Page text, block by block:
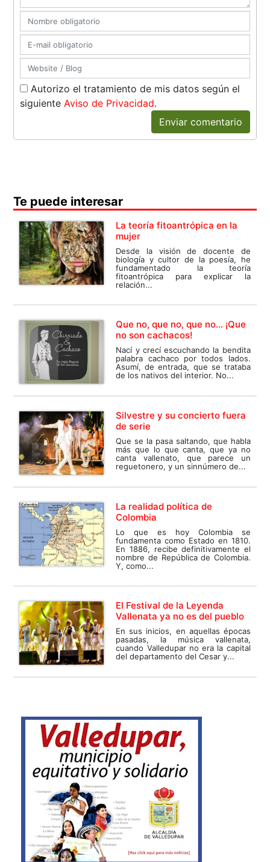
Autorizo el tratamiento de mis datos según el
siguienteAviso de Privacidad.
Enviar comentario
Te puede interesar
La teoría fitoantrópica en la
mujer
Desde la visión de docente de
biología y cultor de la poesía, he
fundamentado la teoría
fitoantrópica para explicar la
relación...
Que no, que no, que no… ¡Que
no son cachacos!
Nací y crecí escuchando la bendita
palabra cachaco por todos lados.
Asumí, de entrada, que se trataba
de los nativos del interior. No...
Silvestre y su concierto fuera
de serie
Que se la pasa saltando, que habla
más que lo que canta, que ya no
canta vallenato, que parece un
reguetonero, y un sinnúmero de...
La realidad política de
Colombia
Lo que es hoy Colombia se
fundamenta como Estado en 1810.
En 1886, recibe definitivamente el
nombre de República de Colombia.
Y, como...
El Festival de la Leyenda
Vallenata ya no es del pueblo
En sus inicios, en aquellas épocas
pasadas, la música vallenata,
cuando Valledupar no era la capital
del departamento del Cesar y...